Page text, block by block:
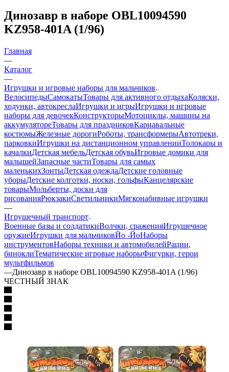
Динозавр в наборе OBL10094590
KZ958-401A (1/96)
Главная
—
Каталог
—
Игрушки и игровые наборы для мальчиков
ВелосипедыСамокатыТовары для активного отдыхаКоляски,
ходунки, автокреслаИгрушки и игрыИгрушки и игровые
наборы для девочекКонструкторыМотоциклы, машины на
аккумулятореТовары для праздниковКарнавальные
костюмыЖелезные дорогиРоботы, трансформерыАвтотреки,
парковкиИгрушки на дистанционном управленииТолокары и
качалкиДетская мебельДетская обувьИгровые домики для
малышейЗапасные частиТовары для самых
маленькихЗонтыДетская одеждаДетские головные
уборыДетские колготки, носки, гольфыКанцелярские
товарыМольберты, доски для
рисованияРюкзакиСветильникиМягконабивные игрушки
—
Игрушечный транспорт
Военные базы и солдатикиВолчки, сраженияИгрушечное
оружиеИгрушки для мальчиковЙо -ЙоНаборы
инструментовНаборы техники и автомобилейРации,
биноклиТематические игровые наборыФигурки, герои
мультфильмов
—Динозавр в наборе OBL10094590 KZ958-401A (1/96)
ЧЕСТНЫЙ ЗНАК